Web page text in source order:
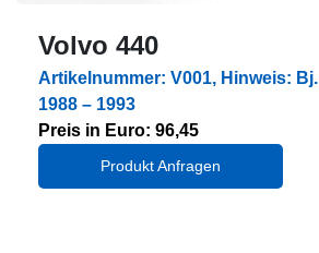
Volvo 440
Artikelnummer: V001, Hinweis: Bj.
1988 – 1993
Preis in Euro: 96,45
Produkt Anfragen